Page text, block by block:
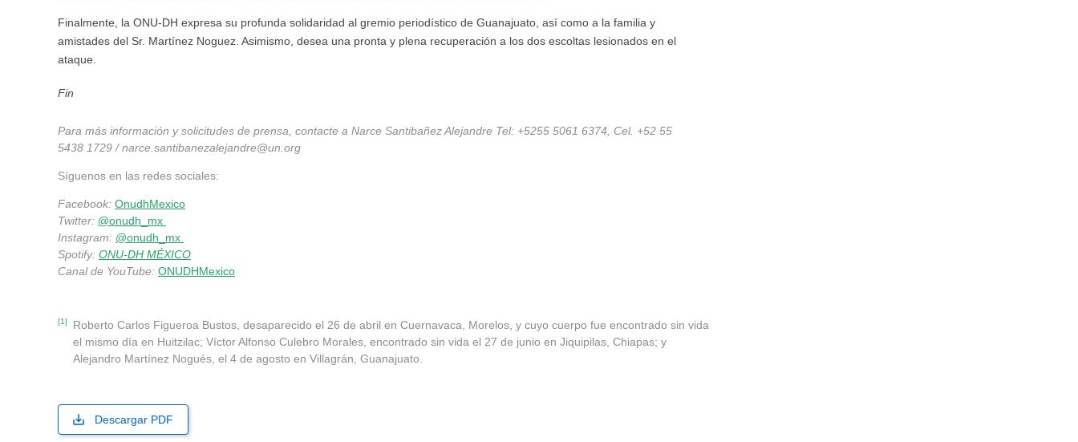
Finalmente, la ONU-DH expresa su profunda solidaridad al gremio periodístico de Guanajuato, así como a la familia y
amistades del Sr. Martínez Noguez. Asimismo, desea una pronta y plena recuperación a los dos escoltas lesionados en el
ataque.
Fin
Para más información y solicitudes de prensa, contacte a Narce Santibañez Alejandre Tel: +5255 5061 6374, Cel. +52 55
5438 1729 /narce.santibanezalejandre@un.org
Síguenos en las redes sociales:
Facebook: OnudhMexico
Twitter: @onudh_mx
Instagram: @onudh_mx
Spotify: ONU-DH MÉXICO
Canal de YouTube: ONUDHMexico
[1]
Roberto Carlos Figueroa Bustos, desaparecido el 26 de abril en Cuernavaca, Morelos, y cuyo cuerpo fue encontrado sin vida
el mismo día en Huitzilac; Víctor Alfonso Culebro Morales, encontrado sin vida el 27 de junio en Jiquipilas, Chiapas; y
Alejandro Martínez Nogués, el 4 de agosto en Villagrán, Guanajuato.
Descargar PDF